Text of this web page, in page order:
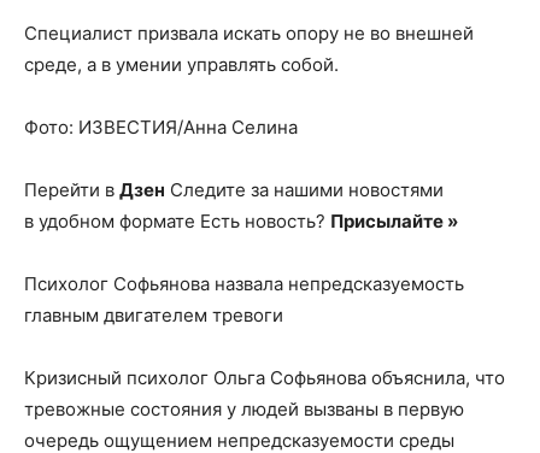
нем
Специалист призвала искать опору не во внешней
среде, а в умении управлять собой.
Фото: ИЗВЕСТИЯ/Анна Селина
Перейти в Дзен Следите за нашими новостями
в удобном формате Есть новость? Присылайте »
Психолог Софьянова назвала непредсказуемость
главным двигателем тревоги
Кризисный психолог Ольга Софьянова объяснила, что
тревожные состояния у людей вызваны в первую
очередь ощущением непредсказуемости среды